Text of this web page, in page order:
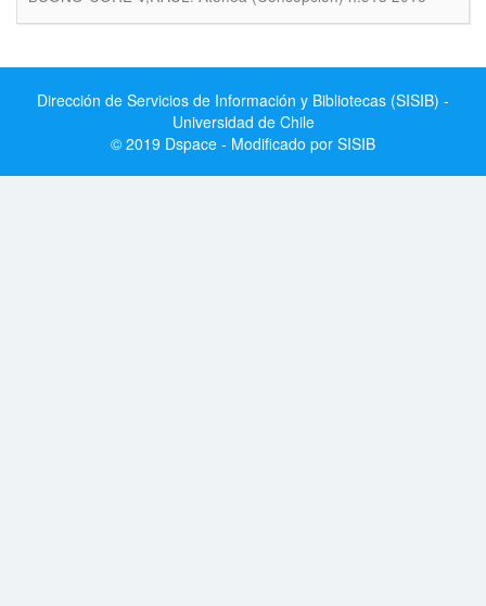
Dirección de Servicios de Información y Bibliotecas (SISIB) -
Universidad de Chile
© 2019 Dspace - Modificado por SISIB